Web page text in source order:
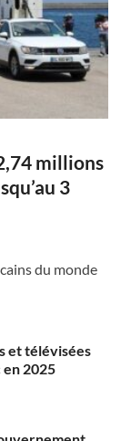
millions
3
du monde
et télévisées
2025